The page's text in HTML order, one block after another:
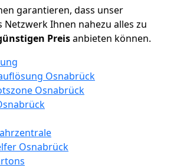
garantieren, dass unser
Netzwerk Ihnen nahezu alles zu
Preisanbieten können.
Osnabrück
Osnabrück
Osnabrück